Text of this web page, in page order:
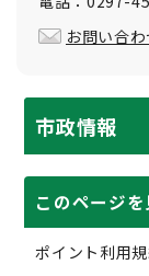
お問い合
市政情報
このページ
ポイント利用